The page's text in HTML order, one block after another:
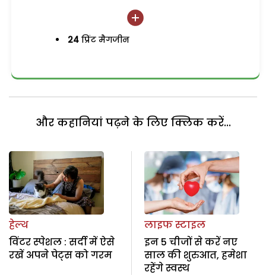
24 प्रिंट मैगजीन
और कहानियां पढ़ने के लिए क्लिक करें...
हेल्थ
विंटर स्पेशल : सर्दी में ऐसे
रखें अपने पेट्स को गरम
लाइफ स्टाइल
इन 5 चीजों से करें नए
साल की शुरुआत, हमेशा
रहेंगे स्वस्थ